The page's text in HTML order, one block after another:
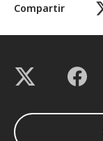
Compartir